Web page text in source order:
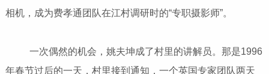
相机，成为费孝通团队在江村调研时的“专职摄影师”。
一次偶然的机会，姚夫坤成了村里的讲解员。那是1996
年春节过后的一天，村里接到通知，一个英国专家团队两天